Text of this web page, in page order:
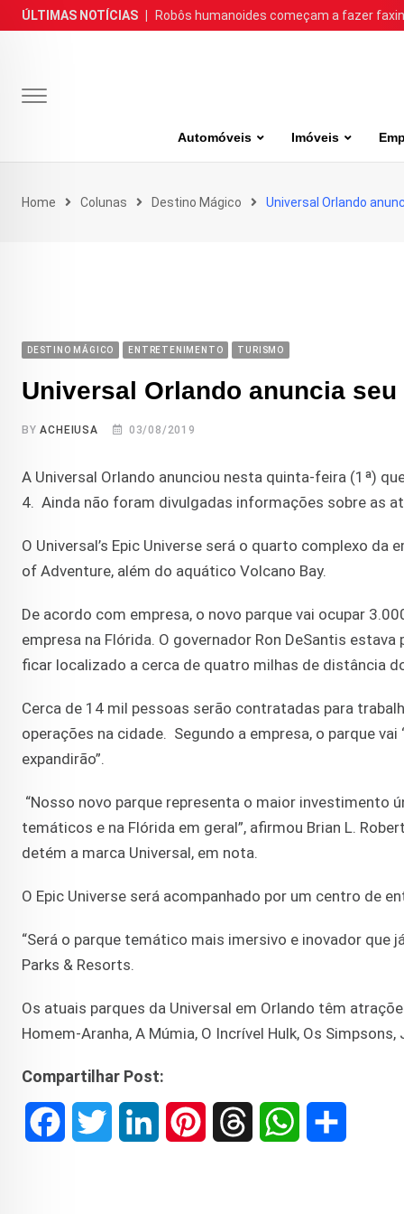
Skip
to
ÚLTIMAS NOTÍCIAS Robôs humanoides começam a fazer
Automóveis Imóveis
Home Colunas Destino Mágico Universal Orlando
DESTINO MÁGICO ENTRETENIMENTO TURISMO
Universal Orlando anuncia seu
BYACHEIUSA 03/08/2019
A Universal Orlando anunciou nesta quinta-feira (1ª)
4. Ainda não foram divulgadas informações sobre as
O Universal’s Epic Universe será o quarto complexo
of Adventure, além do aquático Volcano Bay.
De acordo com empresa, o novo parque vai ocupar
empresa na Flórida. O governador Ron DeSantis
ficar localizado a cerca de quatro milhas de distância
Cerca de 14 mil pessoas serão contratadas para
operações na cidade. Segundo a empresa, o parque
expandirão”.
“Nosso novo parque representa o maior investimento
temáticos e na Flórida em geral”, afirmou Brian L.
detém a marca Universal, em nota.
O Epic Universe será acompanhado por um centro de
“Será o parque temático mais imersivo e inovador que
Parks & Resorts.
Os atuais parques da Universal em Orlando têm
Homem-Aranha, A Múmia, O Incrível Hulk, Os
Compartilhar Post: